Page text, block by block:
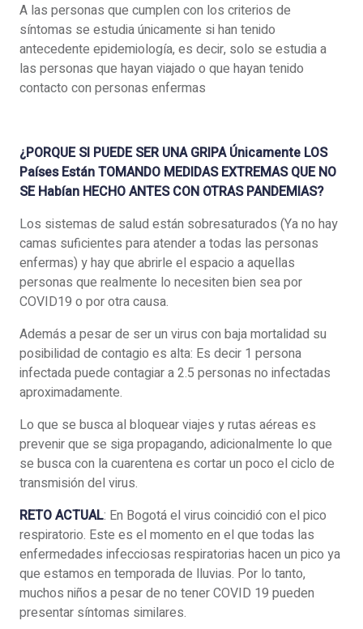
A las personas que cumplen con los criterios de
síntomas se estudia únicamente si han tenido
antecedente epidemiología, es decir, solo se estudia a
las personas que hayan viajado o que hayan tenido
contacto con personas enfermas
¿PORQUE SI PUEDE SER UNA GRIPA Únicamente LOS
Países Están TOMANDO MEDIDAS EXTREMAS QUE NO
SE Habían HECHO ANTES CON OTRAS PANDEMIAS?
Los sistemas de salud están sobresaturados (Ya no hay
camas suficientes para atender a todas las personas
enfermas) y hay que abrirle el espacio a aquellas
personas que realmente lo necesiten bien sea por
COVID19 o por otra causa.
Además a pesar de ser un virus con baja mortalidad su
posibilidad de contagio es alta: Es decir 1 persona
infectada puede contagiar a 2.5 personas no infectadas
aproximadamente.
Lo que se busca al bloquear viajes y rutas aéreas es
prevenir que se siga propagando, adicionalmente lo que
se busca con la cuarentena es cortar un poco el ciclo de
transmisión del virus.
RETO ACTUAL: En Bogotá el virus coincidió con el pico
respiratorio. Este es el momento en el que todas las
enfermedades infecciosas respiratorias hacen un pico ya
que estamos en temporada de lluvias. Por lo tanto,
muchos niños a pesar de no tener COVID 19 pueden
presentar síntomas similares.